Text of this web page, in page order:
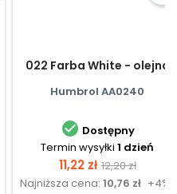
022 Farba White - olejna
Humbrol AA0240
 Dostępny
Termin wysyłki 1 dzień
Cena
11,22 zł Cena
podstawowa
12,20 zł
Najniższa cena: 10,76 zł +4%